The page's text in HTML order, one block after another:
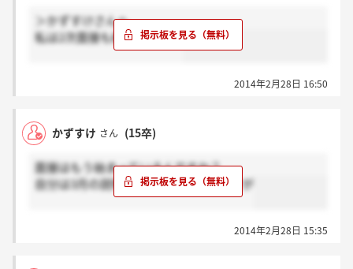
＞かずすけさんへ
私は2次面接も終えました。
2014年2月28日 16:50
かずすけ さん (15卒)
面接はもう始まっているんですか？
自分は3月の説明会を予定してるのですが
2014年2月28日 15:35